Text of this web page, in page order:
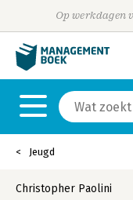
Op werkdagen
Jeugd
Christopher Paolini